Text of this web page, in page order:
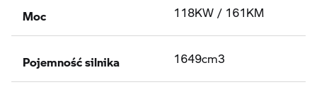
Moc 118KW / 161KM
Pojemność silnika 1649cm3